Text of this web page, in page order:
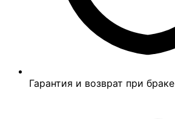
Гарантия и возврат при браке